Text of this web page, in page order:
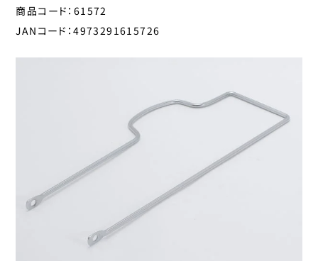
電動アシスト車パーツ
キャリヤ
YSD
アイデス
アラデン
オージーケーカブト
オージーケー技研
カナック企画
カミオジャパン
キャットアイ
商品コード： 61572
JANコード：4973291615726